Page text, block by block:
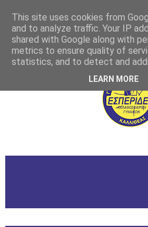
This site uses cookies from
and to analyze traffic. Your IP
shared with Google along with
metrics to ensure quality of
statistics, and to detect and
LEARN MORE